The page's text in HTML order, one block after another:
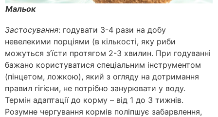
Мальок
Застосування: годувати 3-4 рази на добу
невелекими порціями (в кількості, яку риби
можуться з’їсти протягом 2-3 хвилин. При годуванні
бажано користуватися спеціальним інструментом
(пінцетом, ложкою), який з огляду на дотримання
правил гігієни, не потрібно занурювати у воду.
Термін адаптації до корму – від 1 до 3 тижнів.
Розумне чергування кормів поліпшує забарвлення,